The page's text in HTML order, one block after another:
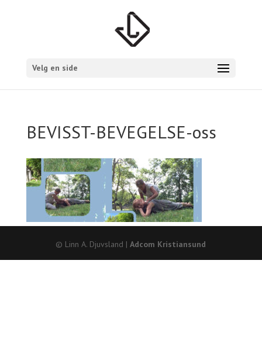
Velg en side
BEVISST-BEVEGELSE-oss
© Linn A. Djuvsland |Adcom Kristiansund